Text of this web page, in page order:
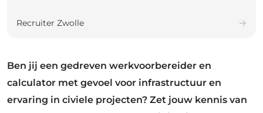
Recruiter Zwolle
Ben jij een gedreven werkvoorbereider en
calculator met gevoel voor infrastructuur en
ervaring in civiele projecten? Zet jouw kennis van